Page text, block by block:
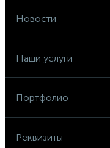
Новости
Наши услуги
Портфолио
Реквизиты